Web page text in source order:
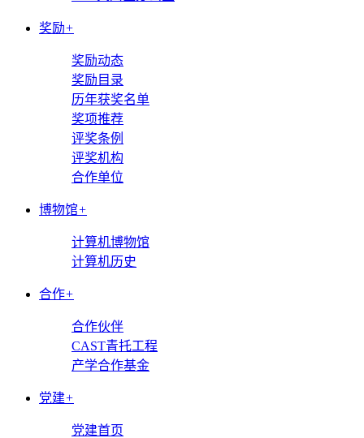
奖励+
奖励动态
奖励目录
历年获奖名单
奖项推荐
评奖条例
评奖机构
合作单位
博物馆+
计算机博物馆
计算机历史
合作+
合作伙伴
CAST青托工程
产学合作基金
党建+
党建首页